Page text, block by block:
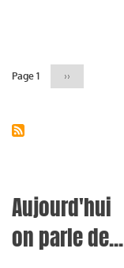
Page 1
Page
››
Aujourd'hui
on parle de...